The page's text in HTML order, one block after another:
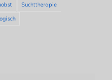
Suchttherapie